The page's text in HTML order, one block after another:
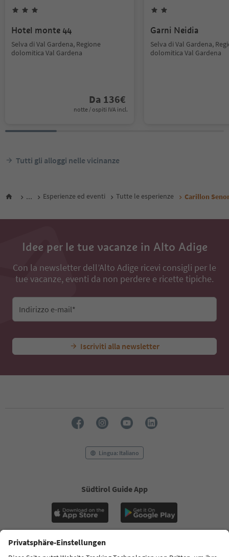
Hotel monte 44
Selva di Val Gardena, Regione
dolomitica Val Gardena
Da 136€
notte / ospiti IVA incl.
Garni Neidia
Selva di Val Gardena,
dolomitica Val Gardena
Tutti gli alloggi nelle vicinanze
... Esperienze ed eventi Tutte le esperienze Carillon
Idee per le tue vacanze in Alto Adige
Con la newsletter dell’Alto Adige ricevi consigli per le
tue vacanze, eventi da non perdere e ricette tipiche.
Indirizzo e-mail*
Iscriviti alla newsletter
Lingua: Italiano
Südtirol Guide App